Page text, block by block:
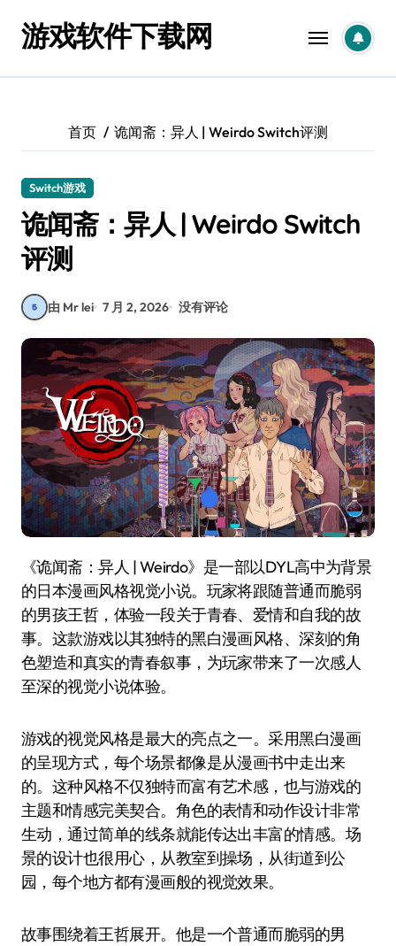
游戏软件下载网
首页 诡闻斋：异人 | Weirdo Switch评测
Switch游戏
诡闻斋：异人 | Weirdo Switch
评测
由 Mr lei 7 月 2, 2026 没有评论
《诡闻斋：异人 | Weirdo》是一部以DYL高中为背景
的日本漫画风格视觉小说。玩家将跟随普通而脆弱
的男孩王哲，体验一段关于青春、爱情和自我的故
事。这款游戏以其独特的黑白漫画风格、深刻的角
色塑造和真实的青春叙事，为玩家带来了一次感人
至深的视觉小说体验。
游戏的视觉风格是最大的亮点之一。采用黑白漫画
的呈现方式，每个场景都像是从漫画书中走出来
的。这种风格不仅独特而富有艺术感，也与游戏的
主题和情感完美契合。角色的表情和动作设计非常
生动，通过简单的线条就能传达出丰富的情感。场
景的设计也很用心，从教室到操场，从街道到公
园，每个地方都有漫画般的视觉效果。
故事围绕着王哲展开。他是一个普通而脆弱的男